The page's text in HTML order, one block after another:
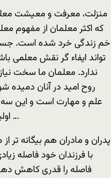
منزلت، معرفت و معیشت
که اکثر معلمان از مفهوم
خم زندگی خرد شده است. جسم
تواند ایفاء گر نقش معلمی
ندارد. معلمان ما سخت
روح امید در آنان
علم و مهارت است و این سه
اولیه زندگی، فراغت از دغدغه های معشیت و …
پدران و مادران هم بیگانه تر
با فرزندان خود فاصله
فاصله را قدری کاهش